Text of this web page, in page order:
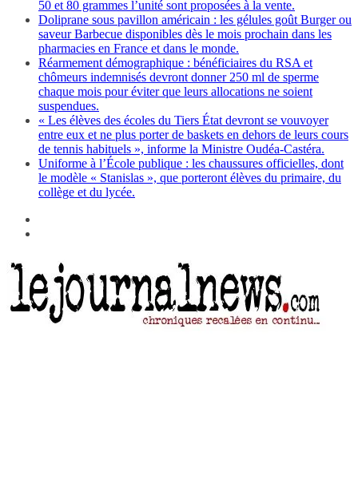
50 et 80 grammes l’unité sont proposées à la vente.
Doliprane sous pavillon américain : les gélules goût Burger ou
saveur Barbecue disponibles dès le mois prochain dans les
pharmacies en France et dans le monde.
Réarmement démographique : bénéficiaires du RSA et
chômeurs indemnisés devront donner 250 ml de sperme
chaque mois pour éviter que leurs allocations ne soient
suspendues.
« Les élèves des écoles du Tiers État devront se vouvoyer
entre eux et ne plus porter de baskets en dehors de leurs cours
de tennis habituels », informe la Ministre Oudéa-Castéra.
Uniforme à l’École publique : les chaussures officielles, dont
le modèle « Stanislas », que porteront élèves du primaire, du
collège et du lycée.